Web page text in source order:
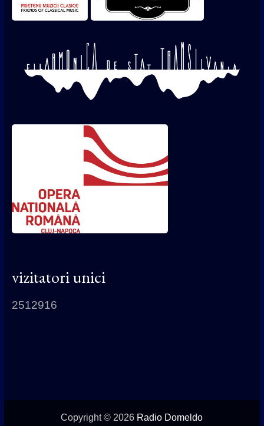
vizitatori unici
2512916
Copyright © 2026 Radio Domeldo